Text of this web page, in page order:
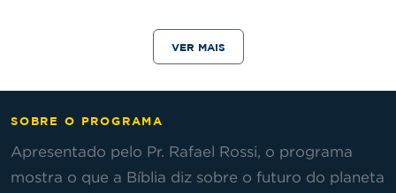
VER MAIS
SOBRE O PROGRAMA
Apresentado pelo Pr. Rafael Rossi, o programa
mostra o que a Bíblia diz sobre o futuro do planeta